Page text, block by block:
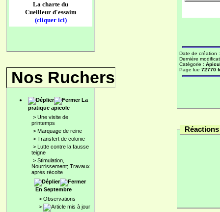
La charte du
Cueilleur d'essaim
(cliquer ici)
Nos Ruchers
La
pratique apicole
> Une visite de
printemps
> Marquage de reine
> Transfert de colonie
> Lutte contre la fausse
teigne
> Stimulation,
Nourrissement; Travaux
après récolte
En Septembre
> Observations
>
Date de création
Dernière
Catégorie :
Page lue 72770